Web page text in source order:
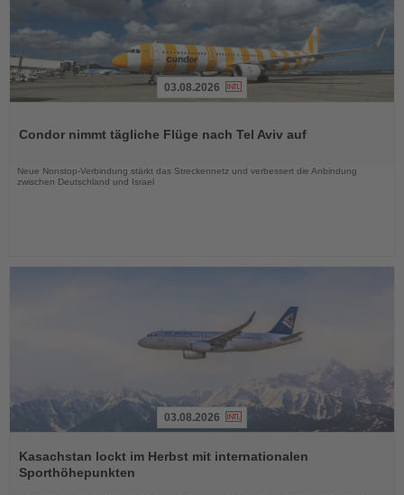
die
03.08.2026
Condor nimmt tägliche Flüge nach Tel Aviv auf
Neue Nonstop-Verbindung stärkt das Streckennetz und verbessert die Anbindung
zwischen Deutschland und Israel
Sie
die
Nachrichten
03.08.2026
Kasachstan lockt im Herbst mit internationalen
Sporthöhepunkten